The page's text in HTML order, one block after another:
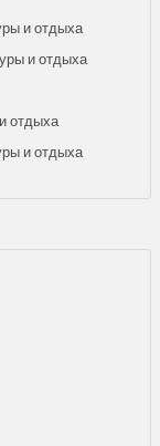
и отдыха
и отдыха
отдыха
и отдыха